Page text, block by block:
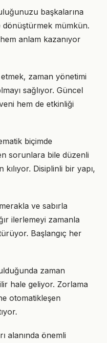
başkalarına
mümkün.
anlam kazanıyor
zaman yönetimi
sağlıyor. Güncel
hem de etkinliği
biçimde
sorunlara bile düzenli
Disiplinli bir yapı,
ve sabırla
ilerlemeyi zamanla
Başlangıç her
zaman
hale geliyor. Zorlama
otomatikleşen
alanında önemli